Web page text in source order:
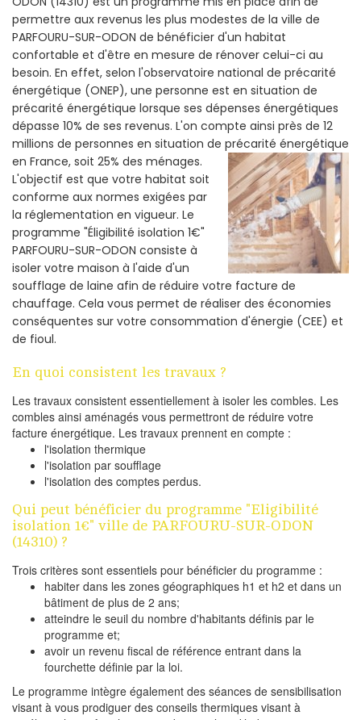
permettre aux revenus les plus modestes de la ville de
PARFOURU-SUR-ODON de bénéficier d'un habitat
confortable et d'être en mesure de rénover celui-ci au
besoin. En effet, selon l'observatoire national de précarité
énergétique (ONEP), une personne est en situation de
précarité énergétique lorsque ses dépenses énergétiques
dépasse 10% de ses revenus. L'on compte ainsi près de 12
millions de personnes en situation de précarité énergétique
en France, soit 25% des ménages.
L'objectif est que votre habitat soit
conforme aux normes exigées par
la réglementation en vigueur. Le
programme "Éligibilité isolation 1€"
PARFOURU-SUR-ODON consiste à
isoler votre maison à l'aide d'un
soufflage de laine afin de réduire votre facture de
chauffage. Cela vous permet de réaliser des économies
conséquentes sur votre consommation d'énergie (CEE) et
de fioul.
En quoi consistent les travaux ?
Les travaux consistent essentiellement à isoler les combles. Les
combles ainsi aménagés vous permettront de réduire votre
facture énergétique. Les travaux prennent en compte :
l'isolation thermique
l'isolation par soufflage
l'isolation des comptes perdus.
Qui peut bénéficier du programme "Eligibilité
isolation 1€" ville de PARFOURU-SUR-ODON
(14310) ?
Trois critères sont essentiels pour bénéficier du programme :
habiter dans les zones géographiques h1 et h2 et dans un
bâtiment de plus de 2 ans;
atteindre le seuil du nombre d'habitants définis par le
programme et;
avoir un revenu fiscal de référence entrant dans la
fourchette définie par la loi.
Le programme intègre également des séances de sensibilisation
visant à vous prodiguer des conseils thermiques visant à